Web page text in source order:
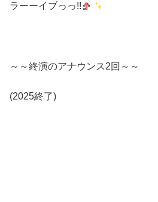
ラーーイブっっ!!
～～終演のアナウンス2回～～
(2025終了)